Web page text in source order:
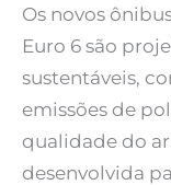
Os novos
Euro 6 são
sustentáveis,
emissões de
qualidade do
desenvolvida